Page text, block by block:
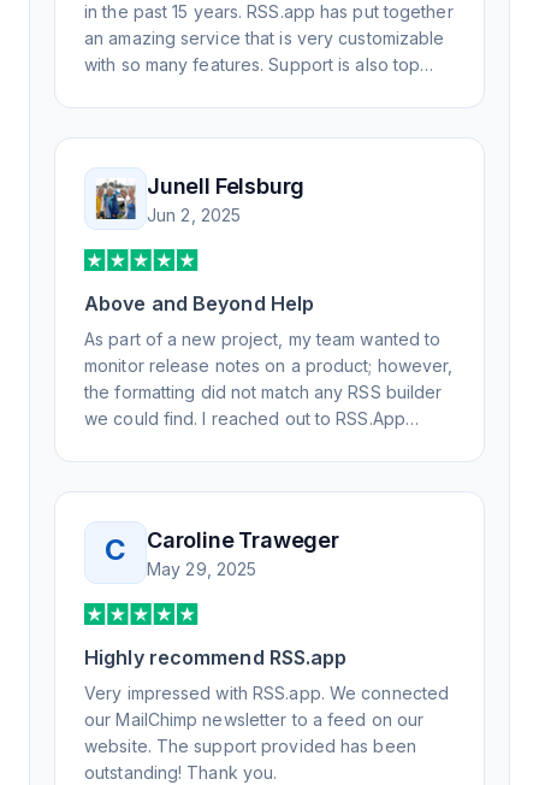
in the past 15 years. RSS.app has put together
an amazing service that is very customizable
with so many features. Support is also top
professionally. Highly recommend for all your
RSS feed needs. Our trucking news hub
website couldn't work without it. Thank you.
Junell Felsburg
Jun 2, 2025
Above and Beyond Help
As part of a new project, my team wanted to
monitor release notes on a product; however,
the formatting did not match any RSS builder
we could find. I reached out to RSS.App
day, but I spoke to someone who was
knowledgeable, kind, and clearly wanted to
understand the issue. It has been a few
weeks, but after many revisions and direct
support, all of my release notes are in a way
that my users understand and find value in.
Honestly, it has been an exceptional
experience, and I will be pushing everyone I
know to RSS.app for their RSS needs.
C Caroline Traweger
May 29, 2025
Highly recommend RSS.app
Very impressed with RSS.app. We connected
our MailChimp newsletter to a feed on our
website. The support provided has been
outstanding! Thank you.